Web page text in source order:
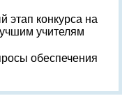
этап конкурса на
учителям
обеспечения